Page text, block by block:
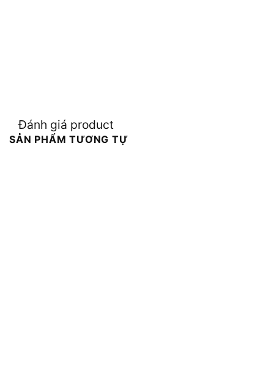
Đánh giá product
SẢN PHẨM TƯƠNG TỰ